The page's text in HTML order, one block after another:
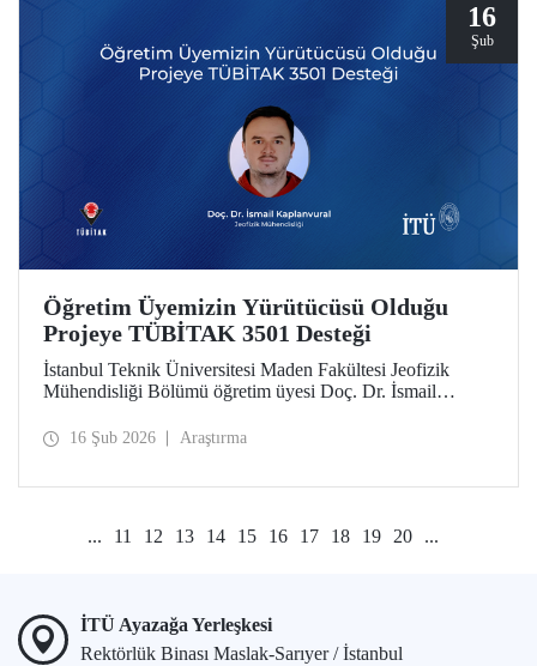
16
Şub
Öğretim Üyemizin Yürütücüsü Olduğu
Projeye TÜBİTAK 3501 Desteği
İstanbul Teknik Üniversitesi Maden Fakültesi Jeofizik
Mühendisliği Bölümü öğretim üyesi Doç. Dr. İsmail
3501 Kariyer Geliştirme Programı kapsamında destek
16 Şub 2026 Araştırma
... 11 12 13 14 15 16 17 18 19 20 ...
İTÜ Ayazağa Yerleşkesi
Rektörlük Binası Maslak-Sarıyer / İstanbul